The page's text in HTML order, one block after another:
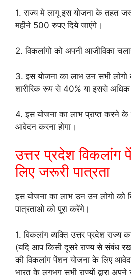
1. राज्य मे लागू इस योजना के तहत
महीने 500 रुपए दिये जाएंगे।
2. विकलांगो को अपनी आजीविका
3. इस योजना का लाभ उन सभी लोगो
शारीरिक रूप से 40% या इससे अधिक
4. इस योजना का लाभ प्राप्त करने
आवेदन करना होगा।
उत्तर प्रदेश विकलांग
लिए जरूरी पात्रता
इस योजना का लाभ उन उन लोगो को
पात्रताओ को पूरा करेंगे।
1. विकलांग व्यक्ति उत्तर प्रदेश राज्य
(यदि आप किसी दूसरे राज्य से संबंध
की विकलांग पेंशन योजना के लिए
भारत के लगभग सभी राज्यों द्वारा